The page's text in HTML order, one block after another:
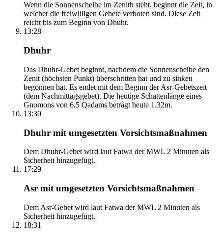
Wenn die Sonnenscheibe im Zenith steht, beginnt die Zeit, in
welcher die freiwilligen Gebete verboten sind. Diese Zeit
reicht bis zum Beginn von Dhuhr.
13:28
Dhuhr
Das Dhuhr-Gebet beginnt, nachdem die Sonnenscheibe den
Zenit (höchsten Punkt) überschritten hat und zu sinken
begonnen hat. Es endet mit dem Beginn der Asr-Gebetszeit
(dem Nachmittagsgebet). Die heutige Schattenlänge eines
Gnomons von 6,5 Qadams beträgt heute 1.32m.
13:30
Dhuhr mit umgesetzten Vorsichtsmaßnahmen
Dem Dhuhr-Gebet wird laut Fatwa der MWL 2 Minuten als
Sicherheit hinzugefügt.
17:29
Asr mit umgesetzten Vorsichtsmaßnahmen
Dem Asr-Gebet wird laut Fatwa der MWL 2 Minuten als
Sicherheit hinzugefügt.
18:31